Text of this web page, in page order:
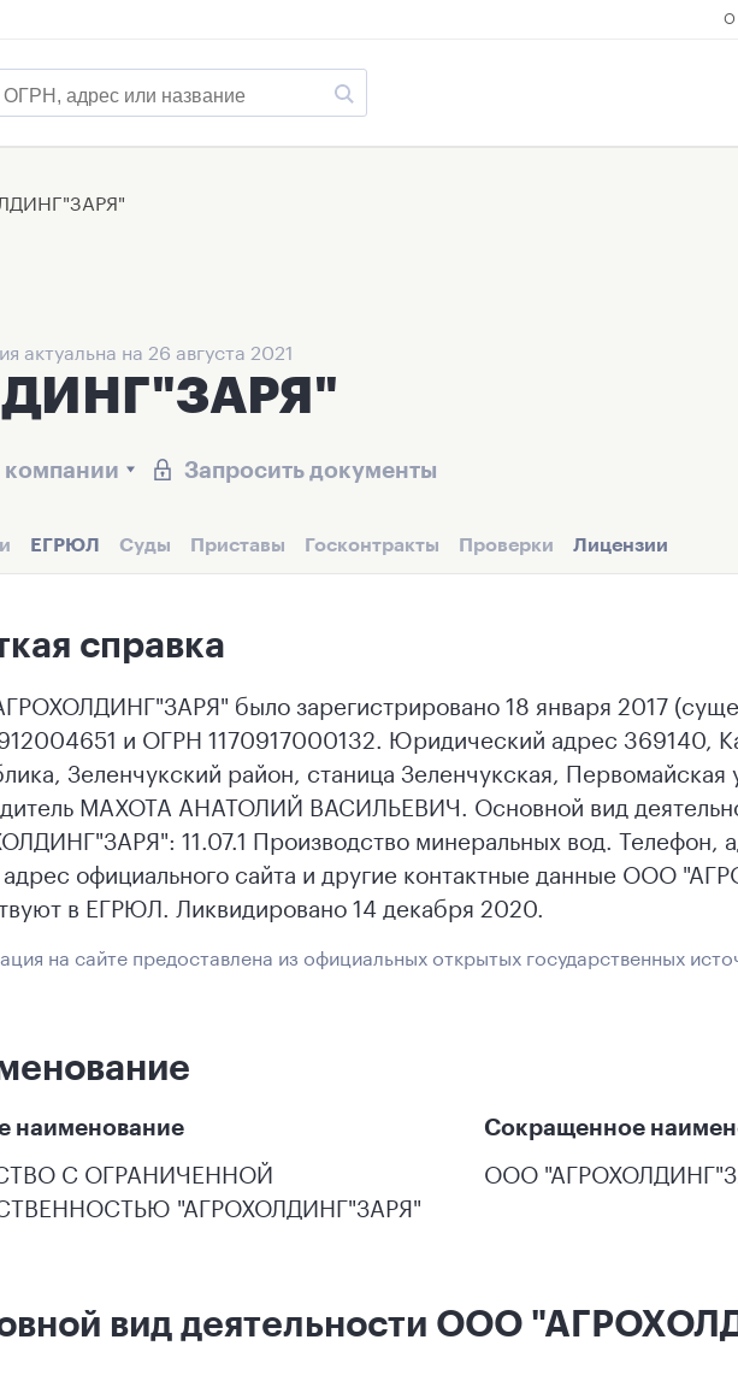
О
актуальна на 26 августа 2021
компании Запросить документы
ЕГРЮЛ Суды Приставы Госконтракты Проверки Лицензии
справка
было зарегистрировано 18 января 2017
и ОГРН 1170917000132. Юридический адрес 369140,
Зеленчукский район, станица Зеленчукская, Первомайская
МАХОТА АНАТОЛИЙ ВАСИЛЬЕВИЧ. Основной вид
11.07.1 Производство минеральных вод. Телефон,
официального сайта и другие контактные данные ООО
в ЕГРЮЛ. Ликвидировано 14 декабря 2020.
на сайте предоставлена из официальных открытых государственных
наименование
С ОГРАНИЧЕННОЙ
"АГРОХОЛДИНГ"ЗАРЯ"
Сокращенное
ООО
вид деятельности ООО